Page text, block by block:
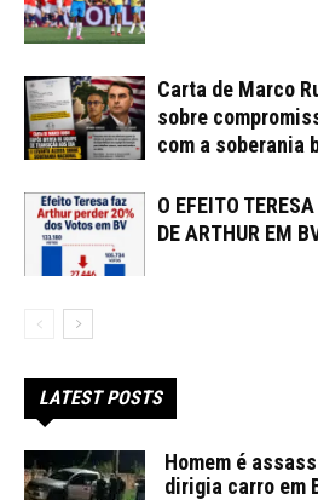
Carta de Marco
sobre
com a soberania
O EFEITO
DE ARTHUR EM
LATEST POSTS
Homem é
dirigia carro em